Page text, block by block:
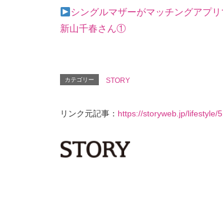
シングルマザーがマッチングアプ
新山千春さん①
カテゴリー STORY
リンク元記事： https://storyweb.jp/lifestyle/